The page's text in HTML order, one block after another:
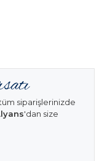
siparişlerinizde
'dan size